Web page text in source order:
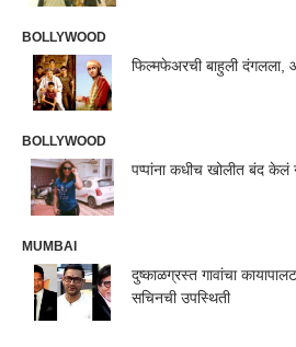
BOLLYWOOD
फिल्मफेअरची बाहुली दंगलला,
BOLLYWOOD
पप्पांना कधीच खोलीत बंद केलं
MUMBAI
दुष्काळग्रस्त गावांचा
सचिनची उपस्थिती